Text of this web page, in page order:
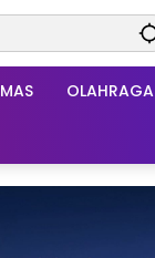
OLAHRAGA